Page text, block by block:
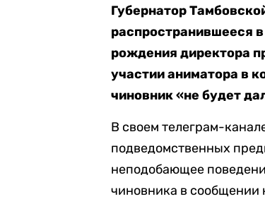
Губернатор
распространившееся
рождения директора
участии аниматора в
чиновник «не будет
В своем телеграм-
подведомственных
неподобающее
чиновника в сообщении